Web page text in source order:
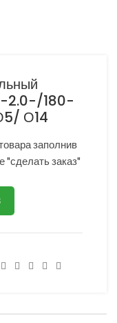
2.0-/180-
О14
заполнив
"сделать заказ"